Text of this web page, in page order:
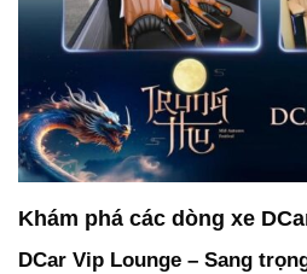
Khám phá các dòng xe
DCar Vip Lounge – Sang